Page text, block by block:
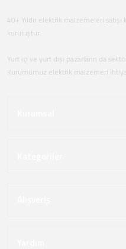
40+ Yıldır elektrik malzemeleri
kuruluştur.
Yurt içi ve yurt dışı pazarların da
Kurumumuz elektrik malzemeri